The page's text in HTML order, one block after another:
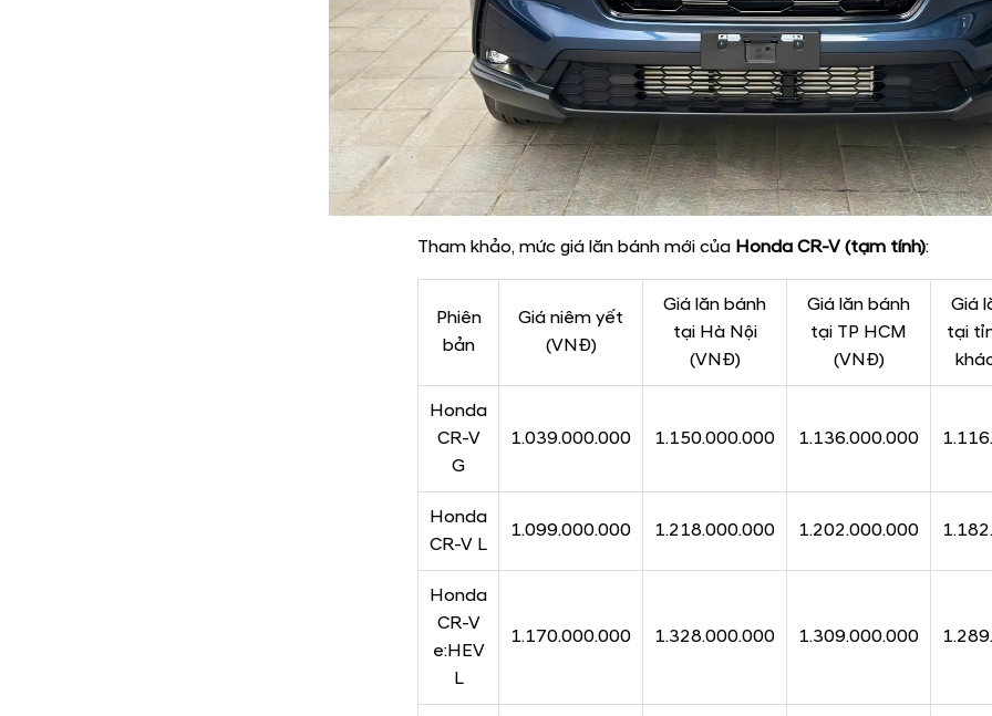
Tham khảo, mức giá lăn bánh mới của Honda CR-V (tạm tính):
Phiên
bản
Giá niêm yết
(VNĐ)
Giá lăn bánh
tại Hà Nội
(VNĐ)
Giá lăn bánh
tại TP HCM
(VNĐ)
Giá
tại
Honda
CR-V
G
1.039.000.000 1.150.000.000 1.136.000.000
Honda
CR-V L
1.099.000.000 1.218.000.000 1.202.000.000
Honda
CR-V
e:HEV
L
1.170.000.000 1.328.000.000 1.309.000.000